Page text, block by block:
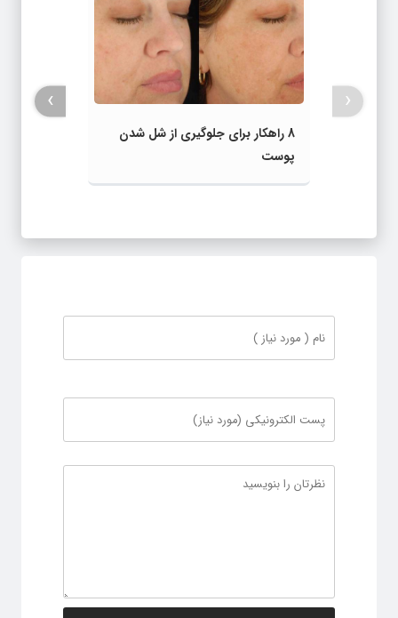
8 راهکار برای جلوگیری از شل شدن
پوست
‹
›